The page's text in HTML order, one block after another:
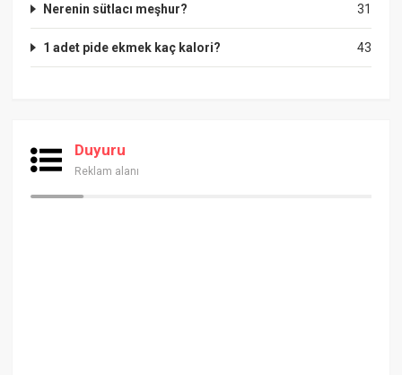
31
Nerenin sütlacı meşhur?
43
1 adet pide ekmek kaç kalori?
Duyuru
Reklam alanı